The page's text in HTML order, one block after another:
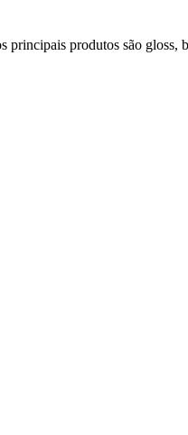
principais produtos são